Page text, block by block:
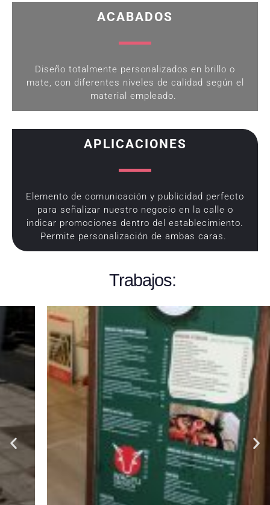
ACABADOS
Diseño totalmente personalizados en brillo o
mate, con diferentes niveles de calidad según el
material empleado.
APLICACIONES
Elemento de comunicación y publicidad perfecto
para señalizar nuestro negocio en la calle o
indicar promociones dentro del establecimiento.
Permite personalización de ambas caras.
Trabajos: